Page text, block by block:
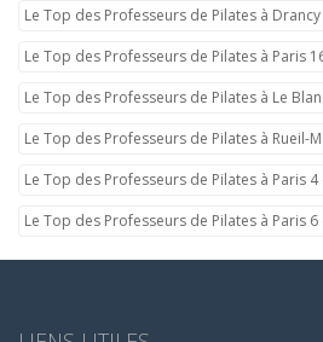
Le Top des Professeurs de Pilates à
Le Top des Professeurs de Pilates à Paris
Le Top des Professeurs de Pilates à Le
Le Top des Professeurs de Pilates à Rueil-
Le Top des Professeurs de Pilates à Paris 4
Le Top des Professeurs de Pilates à Paris 6